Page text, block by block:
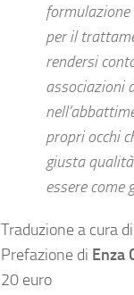
formulazione
per il
rendersi
associazioni
propri occhi
giusta
essere come
Traduzione a cura
Prefazione di Enza
20 euro